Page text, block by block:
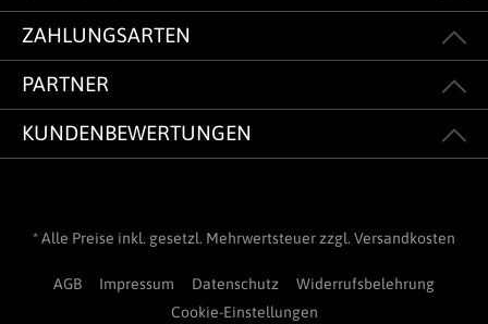
ZAHLUNGSARTEN
PARTNER
KUNDENBEWERTUNGEN
* Alle Preise inkl. gesetzl. Mehrwertsteuer zzgl. Versandkosten
AGB Impressum Datenschutz
Widerrufsbelehrung
Cookie-Einstellungen